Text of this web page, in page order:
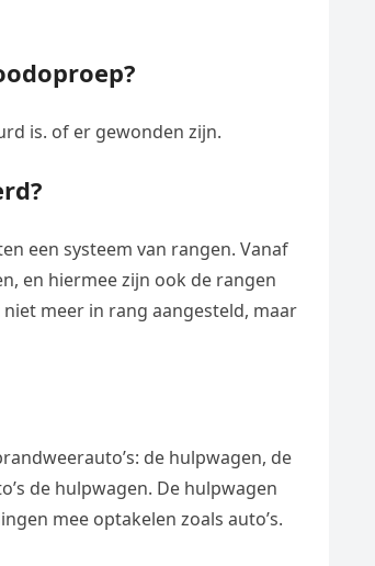
is. of er gewonden zijn.
een systeem van rangen. Vanaf
en hiermee zijn ook de rangen
meer in rang aangesteld, maar
de hulpwagen, de
de hulpwagen. De hulpwagen
mee optakelen zoals auto’s.